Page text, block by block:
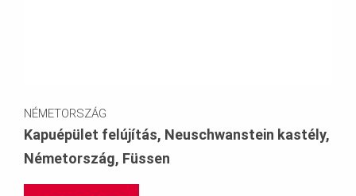
NÉMETORSZÁG
Kapuépület felújítás, Neuschwanstein kastély,
Németország, Füssen